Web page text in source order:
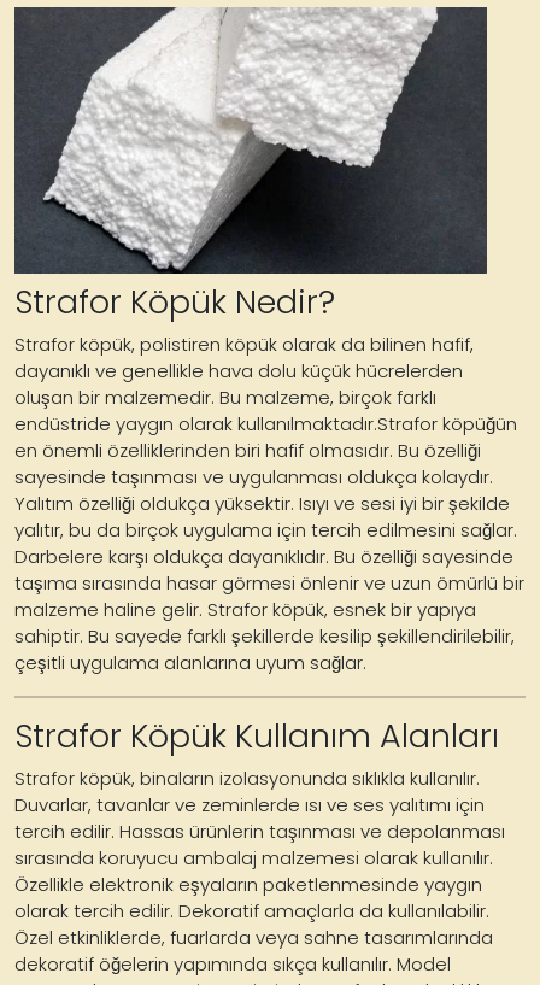
Strafor Köpük Nedir?
Strafor köpük, polistiren köpük olarak da bilinen hafif,
dayanıklı ve genellikle hava dolu küçük hücrelerden
oluşan bir malzemedir. Bu malzeme, birçok farklı
endüstride yaygın olarak kullanılmaktadır.Strafor köpüğün
en önemli özelliklerinden biri hafif olmasıdır. Bu özelliği
sayesinde taşınması ve uygulanması oldukça kolaydır.
Yalıtım özelliği oldukça yüksektir. Isıyı ve sesi iyi bir şekilde
yalıtır, bu da birçok uygulama için tercih edilmesini sağlar.
Darbelere karşı oldukça dayanıklıdır. Bu özelliği sayesinde
taşıma sırasında hasar görmesi önlenir ve uzun ömürlü bir
malzeme haline gelir. Strafor köpük, esnek bir yapıya
sahiptir. Bu sayede farklı şekillerde kesilip şekillendirilebilir,
çeşitli uygulama alanlarına uyum sağlar.
Strafor Köpük Kullanım Alanları
Strafor köpük, binaların izolasyonunda sıklıkla kullanılır.
Duvarlar, tavanlar ve zeminlerde ısı ve ses yalıtımı için
tercih edilir. Hassas ürünlerin taşınması ve depolanması
sırasında koruyucu ambalaj malzemesi olarak kullanılır.
Özellikle elektronik eşyaların paketlenmesinde yaygın
olarak tercih edilir. Dekoratif amaçlarla da kullanılabilir.
Özel etkinliklerde, fuarlarda veya sahne tasarımlarında
dekoratif öğelerin yapımında sıkça kullanılır. Model